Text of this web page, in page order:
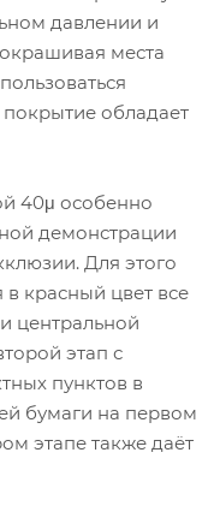
давлении и
места
обладает
40μ особенно
демонстрации
Для этого
красный цвет все
центральной
этап с
пунктов в
бумаги на первом
этапе также даёт